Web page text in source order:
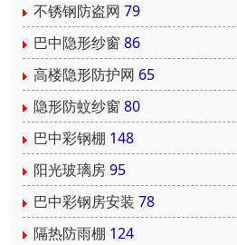
不锈钢防盗网 79
巴中隐形纱窗 86
高楼隐形防护网 65
隐形防蚊纱窗 80
巴中彩钢棚 148
阳光玻璃房95
巴中彩钢房安装 78
隔热防雨棚 124